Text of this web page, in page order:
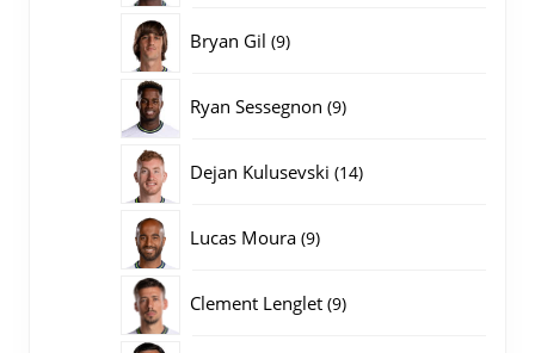
Bryan Gil 99
Ryan Sessegnon 99
Dejan Kulusevski 1414
Lucas Moura 99
Clement Lenglet 99